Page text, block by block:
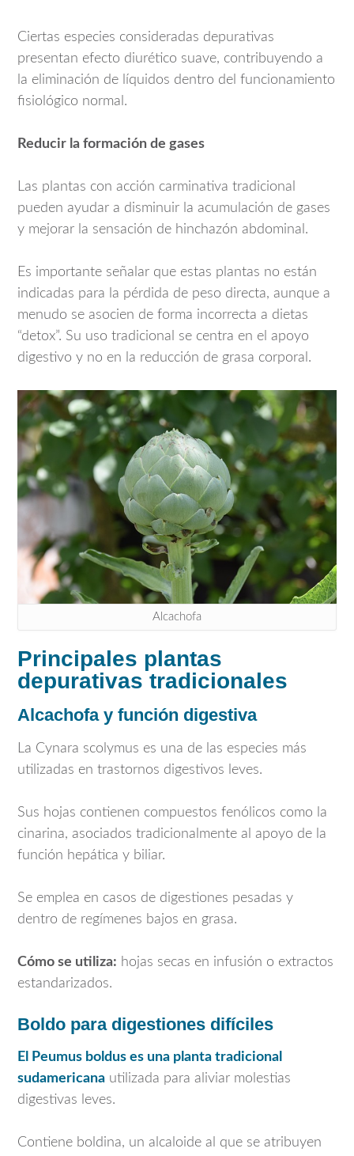
Ciertas especies consideradas depurativas
presentan efecto diurético suave, contribuyendo a
la eliminación de líquidos dentro del funcionamiento
fisiológico normal.
Reducir la formación de gases
Las plantas con acción carminativa tradicional
pueden ayudar a disminuir la acumulación de gases
y mejorar la sensación de hinchazón abdominal.
Es importante señalar que estas plantas no están
indicadas para la pérdida de peso directa, aunque a
menudo se asocien de forma incorrecta a dietas
“detox”. Su uso tradicional se centra en el apoyo
digestivo y no en la reducción de grasa corporal.
Alcachofa
Principales plantas
depurativas tradicionales
Alcachofa y función digestiva
La Cynara scolymus es una de las especies más
utilizadas en trastornos digestivos leves.
Sus hojas contienen compuestos fenólicos como la
cinarina, asociados tradicionalmente al apoyo de la
función hepática y biliar.
Se emplea en casos de digestiones pesadas y
dentro de regímenes bajos en grasa.
Cómo se utiliza: hojas secas en infusión o extractos
estandarizados.
Boldo para digestiones difíciles
El Peumus boldus es una planta tradicional
sudamericana utilizada para aliviar molestias
digestivas leves.
Contiene boldina, un alcaloide al que se atribuyen